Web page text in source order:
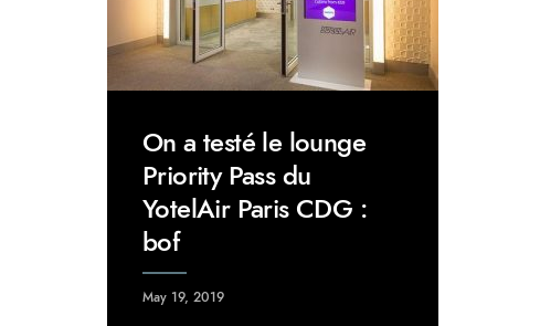
On a testé le lounge
Priority Pass du
YotelAir Paris CDG :
bof
May 19, 2019